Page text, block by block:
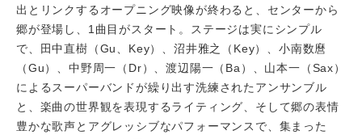
出とリンクするオープニング映像が終わると、センターから
郷が登場し、1曲目がスタート。ステージは実にシンプル
で、田中直樹（Gu、Key）、沼井雅之（Key）、小南数麿
（Gu）、中野周一（Dr）、渡辺陽一（Ba）、山本一（Sax）
によるスーパーバンドが繰り出す洗練されたアンサンブル
と、楽曲の世界観を表現するライティング、そして郷の表情
豊かな歌声とアグレッシブなパフォーマンスで、集まった